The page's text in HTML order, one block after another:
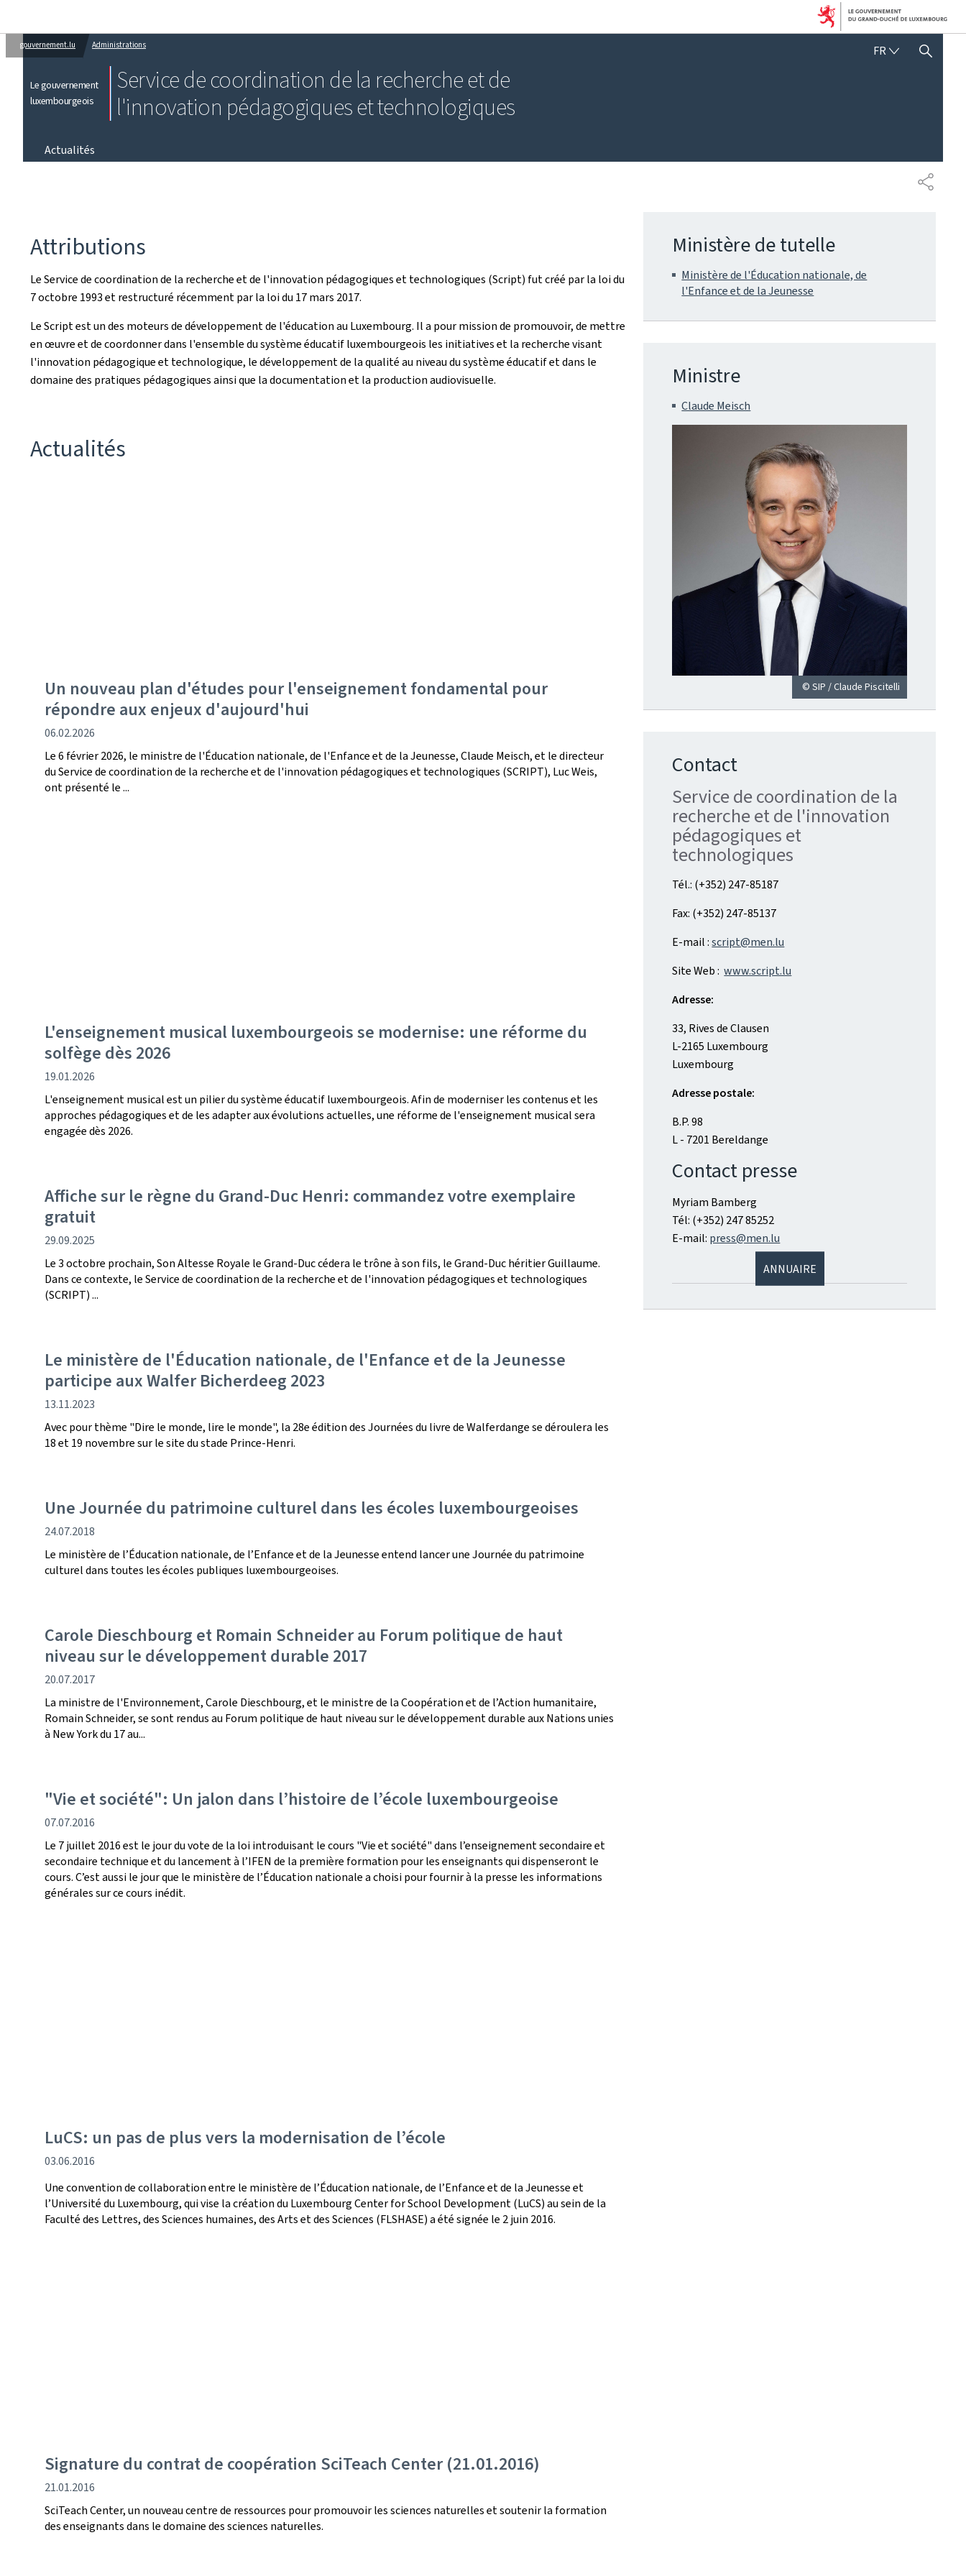
gouvernement.lu Administrations
Le gouvernement
luxembourgeois
Service de coordination de la recherche et de
l'innovation pédagogiques et technologiques
FRFRANÇAIS
AFFICHER / MASQUER
Actualités
Attributions
Le Service de coordination de la recherche et de l'innovation pédagogiques et technologiques (Script) fut créé par la loi du
7 octobre 1993 et restructuré récemment par la loi du 17 mars 2017.
Le Script est un des moteurs de développement de l'éducation au Luxembourg. Il a pour mission de promouvoir, de mettre
en œuvre et de coordonner dans l'ensemble du système éducatif luxembourgeois les initiatives et la recherche visant
l'innovation pédagogique et technologique, le développement de la qualité au niveau du système éducatif et dans le
domaine des pratiques pédagogiques ainsi que la documentation et la production audiovisuelle.
Actualités
Un nouveau plan d'études pour l'enseignement fondamental pour
répondre aux enjeux d'aujourd'hui
date
de
publication
06.02.2026
Le 6 février 2026, le ministre de l'Éducation nationale, de l'Enfance et de la Jeunesse, Claude Meisch, et le directeur
du Service de coordination de la recherche et de l'innovation pédagogiques et technologiques (SCRIPT), Luc Weis,
ont présenté le ...
L'enseignement musical luxembourgeois se modernise: une réforme du
solfège dès 2026
date
de
publication
19.01.2026
L'enseignement musical est un pilier du système éducatif luxembourgeois. Afin de moderniser les contenus et les
approches pédagogiques et de les adapter aux évolutions actuelles, une réforme de l'enseignement musical sera
engagée dès 2026.
Affiche sur le règne du Grand-Duc Henri: commandez votre exemplaire
gratuit
date
de
publication
29.09.2025
Le 3 octobre prochain, Son Altesse Royale le Grand-Duc cédera le trône à son fils, le Grand-Duc héritier Guillaume.
Dans ce contexte, le Service de coordination de la recherche et de l'innovation pédagogiques et technologiques
(SCRIPT) ...
Le ministère de l'Éducation nationale, de l'Enfance et de la Jeunesse
participe aux Walfer Bicherdeeg 2023
date
de
publication
13.11.2023
Avec pour thème "Dire le monde, lire le monde", la 28e édition des Journées du livre de Walferdange se déroulera les
18 et 19 novembre sur le site du stade Prince-Henri.
Une Journée du patrimoine culturel dans les écoles luxembourgeoises
date
de
publication
24.07.2018
Le ministère de l’Éducation nationale, de l’Enfance et de la Jeunesse entend lancer une Journée du patrimoine
culturel dans toutes les écoles publiques luxembourgeoises.
Carole Dieschbourg et Romain Schneider au Forum politique de haut
niveau sur le développement durable 2017
date
de
publication
20.07.2017
La ministre de l'Environnement, Carole Dieschbourg, et le ministre de la Coopération et de l’Action humanitaire,
Romain Schneider, se sont rendus au Forum politique de haut niveau sur le développement durable aux Nations unies
à New York du 17 au...
"Vie et société": Un jalon dans l’histoire de l’école luxembourgeoise
date
de
publication
07.07.2016
Le 7 juillet 2016 est le jour du vote de la loi introduisant le cours "Vie et société" dans l’enseignement secondaire et
secondaire technique et du lancement à l’IFEN de la première formation pour les enseignants qui dispenseront le
cours. C’est aussi le jour que le ministère de l’Éducation nationale a choisi pour fournir à la presse les informations
générales sur ce cours inédit.
LuCS: un pas de plus vers la modernisation de l’école
date
publication
03.06.2016
Une convention de collaboration entre le ministère de l’Éducation nationale, de l’Enfance et de la Jeunesse et
l’Université du Luxembourg, qui vise la création du Luxembourg Center for School Development (LuCS) au sein de la
Faculté des Lettres, des Sciences humaines, des Arts et des Sciences (FLSHASE) a été signée le 2 juin 2016.
Signature du contrat de coopération SciTeach Center (21.01.2016)
date
de
publication
21.01.2016
SciTeach Center, un nouveau centre de ressources pour promouvoir les sciences naturelles et soutenir la formation
des enseignants dans le domaine des sciences naturelles.
Ministère de tutelle
Ministère de l'Éducation nationale, de
l'Enfance et de la Jeunesse
Ministre
Claude Meisch
© SIP / Claude Piscitelli
Contact
Service de coordination de la
recherche et de l'innovation
pédagogiques et
technologiques
Tél.: (+352) 247-85187
Fax: (+352) 247-85137
E-mail :script@men.lu
Site Web :www.script.lu
Adresse:
33, Rives de Clausen
L-2165 Luxembourg
Luxembourg
Adresse postale:
B.P. 98
L - 7201 Bereldange
Contact presse
Myriam Bamberg
Tél: (+352) 247 85252
E-mail: press@men.lu
ANNUAIRE